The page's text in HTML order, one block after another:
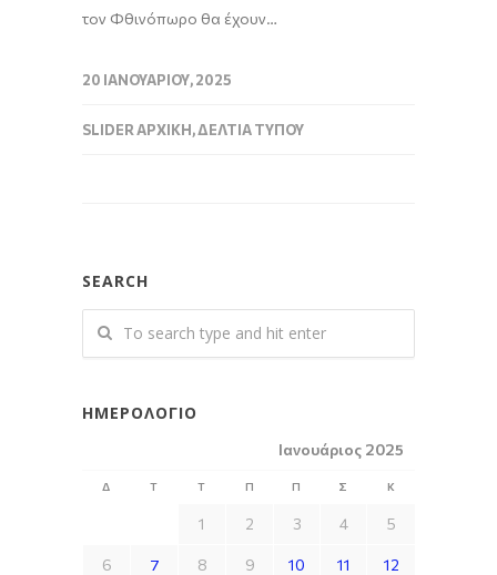
τον Φθινόπωρο θα έχουν…
20 ΙΑΝΟΥΑΡΊΟΥ, 2025
SLIDER ΑΡΧΙΚΉ,ΔΕΛΤΊΑ ΤΎΠΟΥ
SEARCH
ΗΜΕΡΟΛΌΓΙΟ
Ιανουάριος 2025
Δ Τ Τ Π Π Σ Κ
1 2 3 4 5
6 7 8 9 10 11 12